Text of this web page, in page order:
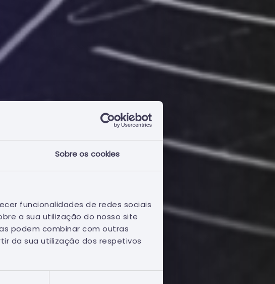
Sobre os cookies
funcionalidades de redes sociais
a sua utilização do nosso site
podem combinar com outras
da sua utilização dos respetivos